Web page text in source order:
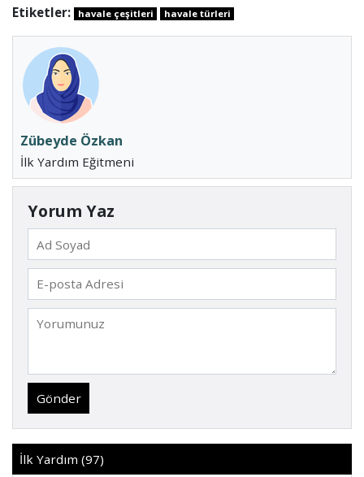
Etiketler: havale çeşitleri havale türleri
Zübeyde Özkan
İlk Yardım Eğitmeni
Yorum Yaz
Gönder
İlk Yardım (97)